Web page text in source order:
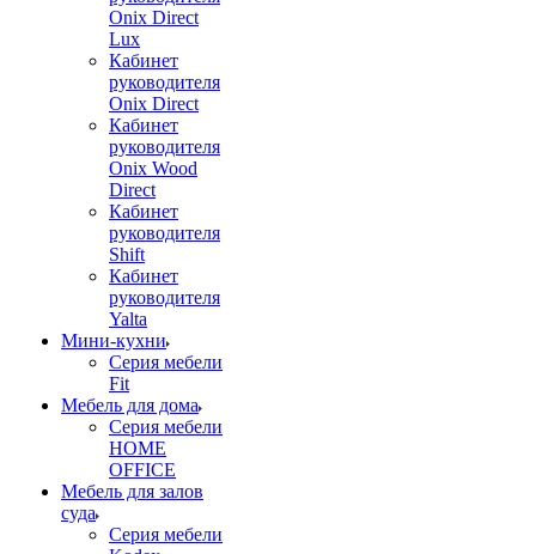
Onix Direct
Lux
Кабинет
руководителя
Onix Direct
Кабинет
руководителя
Onix Wood
Direct
Кабинет
руководителя
Shift
Кабинет
руководителя
Yalta
Мини-кухни
Серия мебели
Fit
Мебель для дома
Серия мебели
HOME
OFFICE
Мебель для залов
суда
Серия мебели